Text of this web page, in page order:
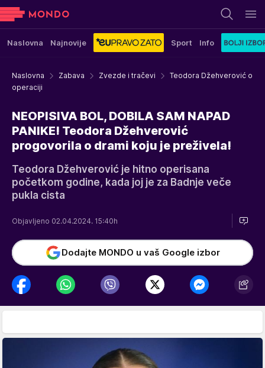
Naslovna Najnovije Sport Info
Naslovna Zabava Zvezde i tračevi
Teodora Džehverović o
operaciji
NEOPISIVA BOL, DOBILA SAM NAPAD
PANIKE! Teodora Džehverović
progovorila o drami koju je preživela!
Teodora Džehverović je hitno operisana
početkom godine, kada joj je za Badnje veče
pukla cista
Objavljeno 02.04.2024. 15:40h
Dodajte MONDO u vaš Google izbor